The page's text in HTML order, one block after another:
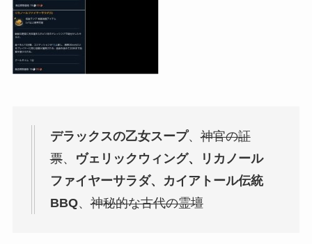
デラックスの乙女スープ、神官の証
票、
ヴェリックウィング、リカノール
ファイヤーサラダ、カイアトール伝統
BBQ、神秘的な古代の霊壇